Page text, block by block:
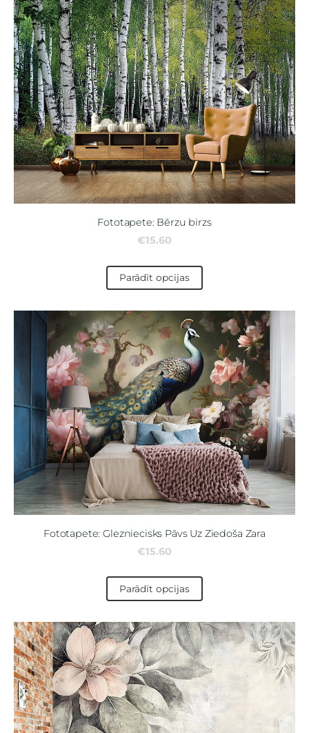
Fototapete: Bērzu birzs
€15.60
Parādīt opcijas
Fototapete: Glezniecisks Pāvs Uz Ziedoša Zara
€15.60
Parādīt opcijas